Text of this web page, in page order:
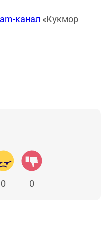
канал «Кукмор
0 0